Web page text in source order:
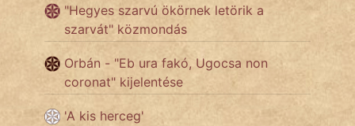
Jób Gedeon
Láron Ádám
mikkamakka
vörös ördög
"Hegyes szarvú ökörnek letörik a
szarvát" közmondás
Orbán - "Eb ura fakó, Ugocsa non
coronat" kijelentése
'A kis herceg'